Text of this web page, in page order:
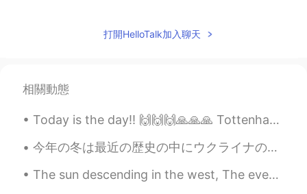
2020.08.12 15:22
JP EN
Correct ＾＾ I’m also the same.
ayako 2020.08.12 15:22
打開HelloTalk加入聊天
相關動態
Today is the day!! 🙌🙌🙌🙏🙏🙏 Tottenham VS Man City, Quarter Final!! ⚽️⚽️ Who do you want to win?? 🤔😁
今年の冬は最近の歴史の中にウクライナの一番暖かい。両親による、毎日の温度は6度ぐらいで、雪がないの冬です。ウクライナ人にとって本当に不思議な感じです、バルセロナみたい。。 笑😯 私の携帯で冬の古...
The sun descending in the west, The evening star does shine; The birds are silent in their nest, ...